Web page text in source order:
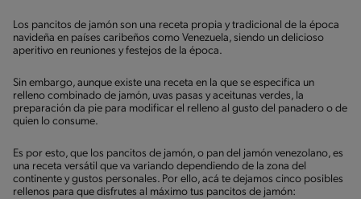
Los pancitos de jamón son una receta propia y tradicional de la época
navideña en países caribeños como Venezuela, siendo un delicioso
aperitivo en reuniones y festejos de la época.
Sin embargo, aunque existe una receta en la que se especifica un
relleno combinado de jamón, uvas pasas y aceitunas verdes, la
preparación da pie para modificar el relleno al gusto del panadero o de
quien lo consume.
Es por esto, que los pancitos de jamón, o pan del jamón venezolano, es
una receta versátil que va variando dependiendo de la zona del
continente y gustos personales. Por ello, acá te dejamos cinco posibles
rellenos para que disfrutes al máximo tus pancitos de jamón: